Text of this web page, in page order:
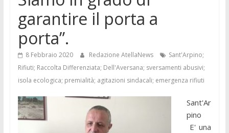
garantire il porta a
porta”.
8 Febbraio 2020 Redazione AtellaNews
Sant'Arpino;
Rifiuti; Raccolta Differenziata; Dell'Aversana; sversamenti abusivi;
isola ecologica; premialità; agitazioni sindacali; emergenza rifiuti
Sant'Ar
pino
E' una